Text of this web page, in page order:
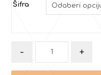
Šifra
- +